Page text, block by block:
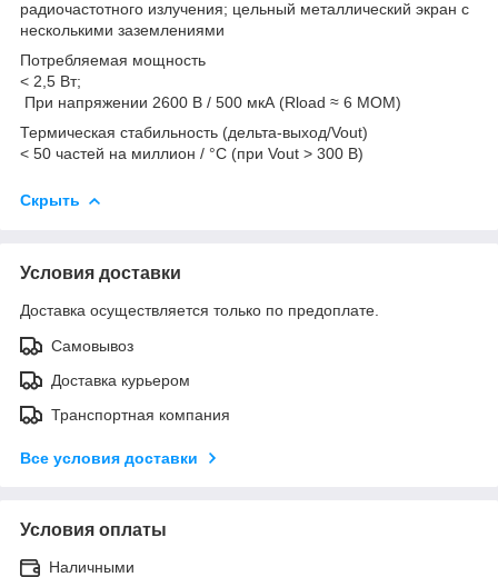
радиочастотного излучения; цельный металлический экран с
несколькими заземлениями
Потребляемая мощность
< 2,5 Вт;
При напряжении 2600 В / 500 мкА (Rload ≈ 6 МОМ)
Термическая стабильность (дельта-выход/Vout)
< 50 частей на миллион / °C (при Vout > 300 В)
Скрыть
Условия доставки
Доставка осуществляется только по предоплате.
Самовывоз
Доставка курьером
Транспортная компания
Все условия доставки
Условия оплаты
Наличными